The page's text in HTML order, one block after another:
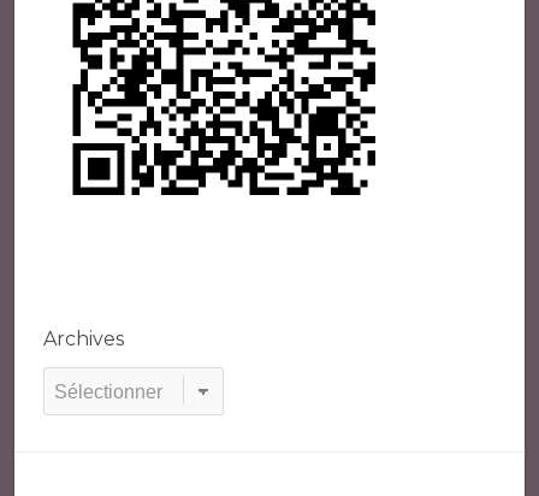
Archives
Archives